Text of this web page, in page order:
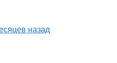
назад